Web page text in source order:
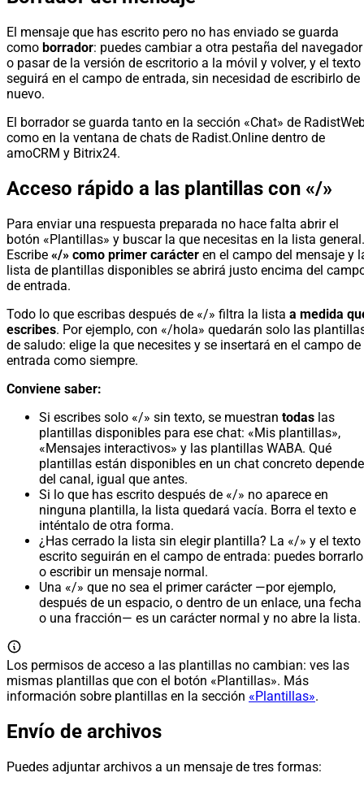
El mensaje que has escrito pero no has enviado se guarda
como borrador: puedes cambiar a otra pestaña del navegador
o pasar de la versión de escritorio a la móvil y volver, y el texto
seguirá en el campo de entrada, sin necesidad de escribirlo de
nuevo.
El borrador se guarda tanto en la sección «Chat» de
como en la ventana de chats de Radist.Online dentro de
amoCRM y Bitrix24.
Acceso rápido a las plantillas con «/»
Para enviar una respuesta preparada no hace falta abrir el
botón «Plantillas» y buscar la que necesitas en la lista general.
Escribe «/» como primer carácter en el campo del mensaje y
lista de plantillas disponibles se abrirá justo encima del
de entrada.
Todo lo que escribas después de «/» filtra la lista a medida
escribes. Por ejemplo, con «/hola» quedarán solo las
de saludo: elige la que necesites y se insertará en el campo de
entrada como siempre.
Conviene saber:
Si escribes solo «/» sin texto, se muestran todas las
plantillas disponibles para ese chat: «Mis plantillas»,
«Mensajes interactivos» y las plantillas WABA. Qué
plantillas están disponibles en un chat concreto depende
del canal, igual que antes.
Si lo que has escrito después de «/» no aparece en
ninguna plantilla, la lista quedará vacía. Borra el texto e
inténtalo de otra forma.
¿Has cerrado la lista sin elegir plantilla? La «/» y el texto
escrito seguirán en el campo de entrada: puedes
o escribir un mensaje normal.
Una «/» que no sea el primer carácter —por ejemplo,
después de un espacio, o dentro de un enlace, una fecha
o una fracción— es un carácter normal y no abre la lista.
Los permisos de acceso a las plantillas no cambian: ves las
mismas plantillas que con el botón «Plantillas». Más
información sobre plantillas en la sección «Plantillas».
Envío de archivos
Puedes adjuntar archivos a un mensaje de tres formas: